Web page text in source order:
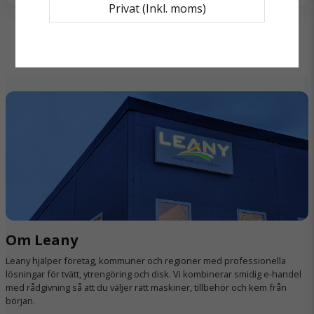
bytas en gång om året
och Dynamic U1
Ja, ni får publicera min fråga
Om Leany
Leany hjälper företag, kommuner och regioner med professionella
lösningar för tvätt, ytrengöring och disk. Vi kombinerar smidig e-handel
med rådgivning så att du väljer rätt maskiner, tillbehör och kem från
början.
Privat (Inkl. moms)